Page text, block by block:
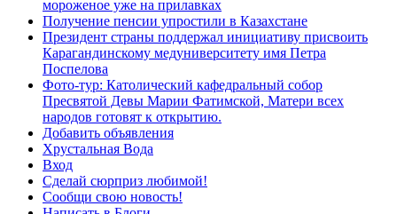
мороженое уже на прилавках
Получение пенсии упростили в Казахстане
Президент страны поддержал инициативу присвоить
Карагандинскому медуниверситету имя Петра
Поспелова
Фото-тур: Католический кафедральный собор
Пресвятой Девы Марии Фатимской, Матери всех
народов готовят к открытию.
Добавить объявления
Хрустальная Вода
Вход
Сделай сюрприз любимой!
Сообщи свою новость!